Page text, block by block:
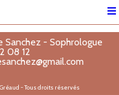
Sanchez - Sophrologue
08 12
- Tous droits réservés